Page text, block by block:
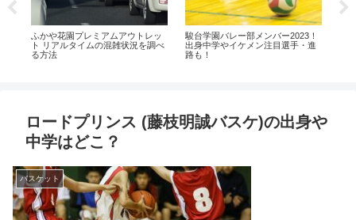
ふかや花園プレミアムアウトレッ
ト リアルタイムの混雑状況を調べ
る方法
駿台学園バレー部メンバー2023！
出身中学やイケメン注目選手・進
路も！
ロードプリンス (藤枝明誠バスケ)の出身や
中学はどこ？
バスケット